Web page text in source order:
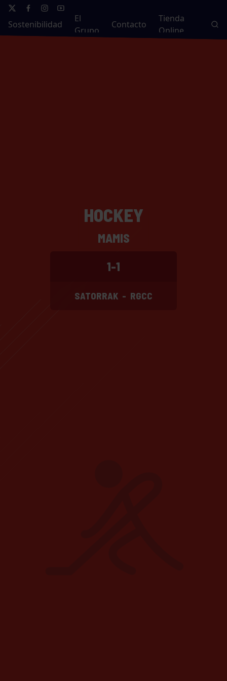
Sostenibilidad
El
Grupo
Contacto
Tienda
Online
HOCKEY
MAMIS
1-1
SATORRAK - RGCC